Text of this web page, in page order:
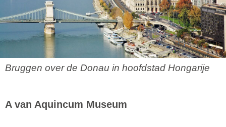
Bruggen over de Donau in hoofdstad Hongarije
A van Aquincum Museum